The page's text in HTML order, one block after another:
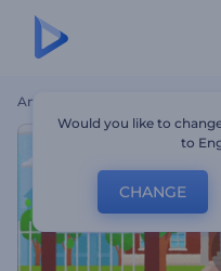
Ana Sayfa
Would you like to
to
CHANGE